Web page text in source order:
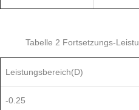
Tabelle 2 Fortsetzungs-
Leistungsbereich(D)
-0.25